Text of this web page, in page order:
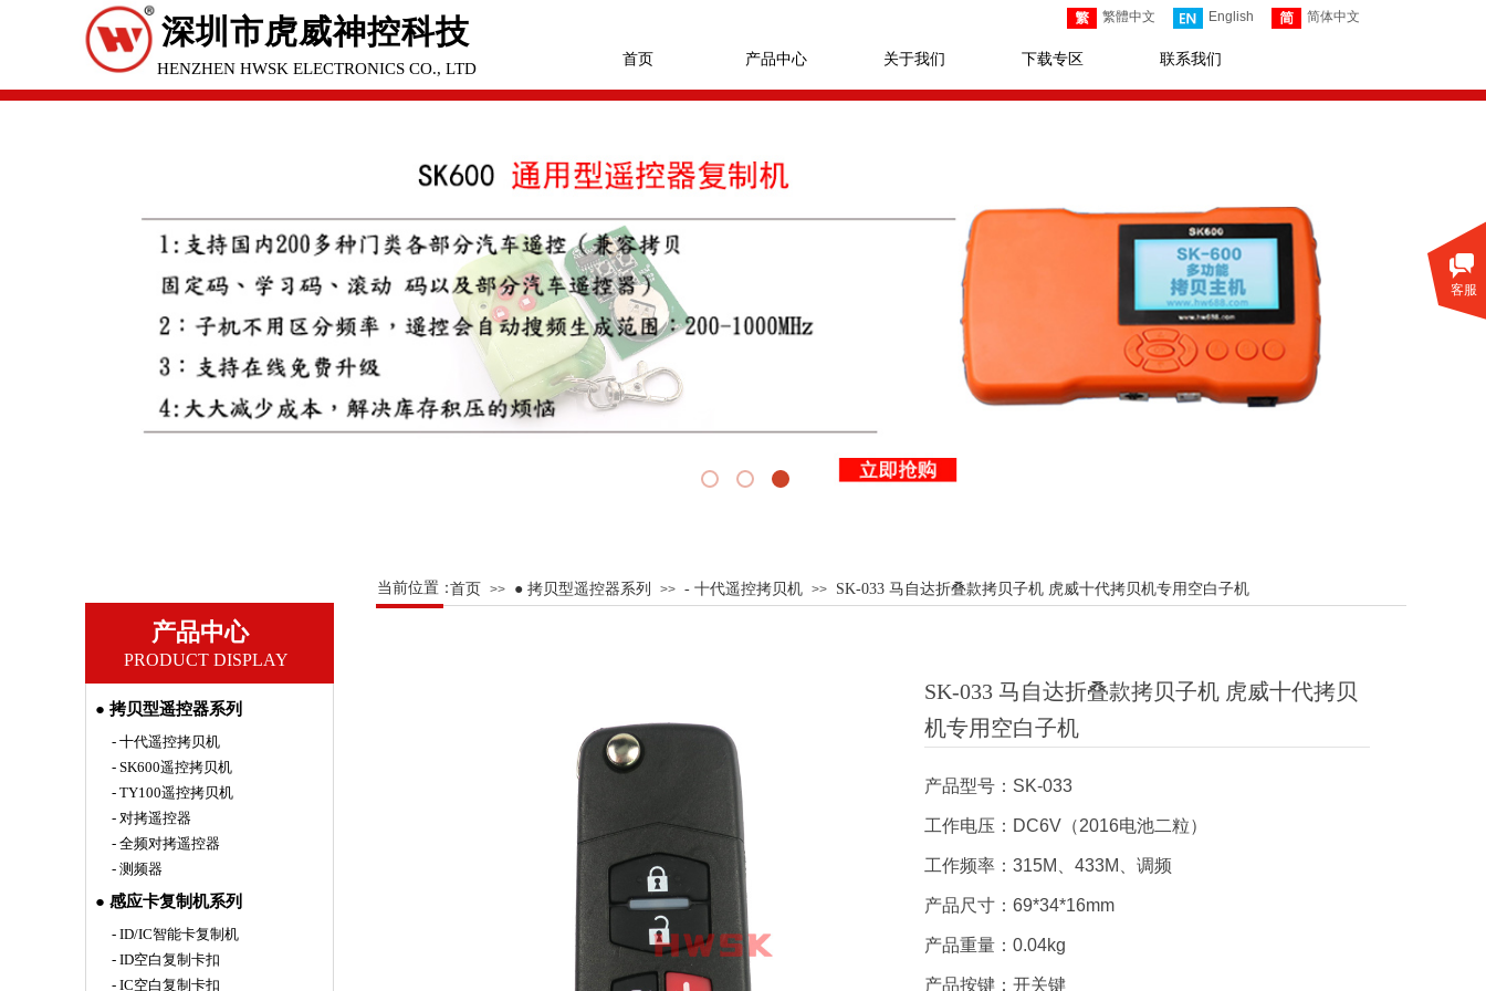
繁體中文 English 简体中文
深圳市虎威神控科技
有限公司
首页 产品中心 关于我们 下载专区 联系我们
SHENZHEN HWSK ELECTRONICS CO., LTD
当前位置：首页 >> ● 拷贝型遥控器系列 >> - 十代遥控拷贝机 >> SK-033 马自达折叠款拷贝子机 虎威十代拷贝机专用空白子机
PRODUCT DISPLAY
产品中心
● 拷贝型遥控器系列
- 十代遥控拷贝机
- SK600遥控拷贝机
- TY100遥控拷贝机
- 对拷遥控器
- 全频对拷遥控器
- 测频器
● 感应卡复制机系列
- ID/IC智能卡复制机
- ID空白复制卡扣
- IC空白复制卡扣
SK-033 马自达折叠款拷贝子机 虎威十代拷贝
机专用空白子机
产品型号：SK-033
工作电压：DC6V（2016电池二粒）
工作频率：315M、433M、调频
产品尺寸：69*34*16mm
产品重量：0.04kg
产品按键：开关键
客服